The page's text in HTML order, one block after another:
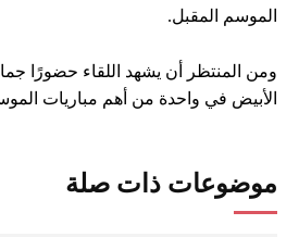
الموسم المقبل.
ومن المنتظر أن يشهد اللقاء حضورًا
الأبيض في واحدة من أهم مباريات
موضوعات ذات صلة